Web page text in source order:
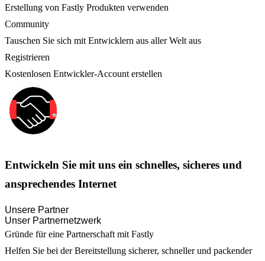
Erstellung von Fastly Produkten verwenden
Community
Tauschen Sie sich mit Entwicklern aus aller Welt aus
Registrieren
Kostenlosen Entwickler-Account erstellen
Entwickeln Sie mit uns ein schnelles, sicheres und
ansprechendes Internet
Unsere Partner
Unser Partnernetzwerk
Gründe für eine Partnerschaft mit Fastly
Helfen Sie bei der Bereitstellung sicherer, schneller und packender